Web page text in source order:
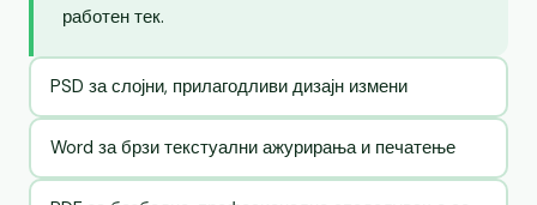
работен тек.
PSD за слојни, прилагодливи дизајн измени
Word за брзи текстуални ажурирања и печатење